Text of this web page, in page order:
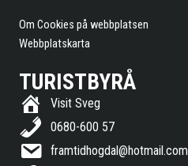
Om Cookies på webbplatsen
Webbplatskarta
TURISTBYRÅ
Visit Sveg
0680-600 57
framtidhogdal@hotmail.com